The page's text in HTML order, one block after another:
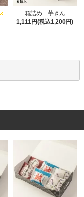
箱詰め 芋きん
1,111円(税込1,200円)